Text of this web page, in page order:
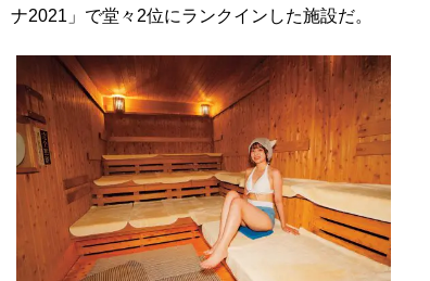
ナ2021」で堂々2位にランクインした施設だ。